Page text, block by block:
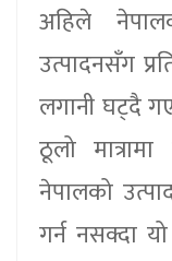
अहिले
उत्पादनसँग
लगानी घट्दै
ठूलो
नेपालको
गर्न नसक्दा